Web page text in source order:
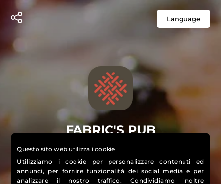
Questo sito web utilizza i cookie
Utilizziamo i cookie per personalizzare contenuti ed
annunci, per fornire funzionalità dei social media e per
analizzare il nostro traffico. Condividiamo inoltre
Language
FABRIC'S PUB
"NON SI PUO' PENSARE BENE,
AMARE BENE, DORMIRE BENE, SE
NON SI HA MANGIATO BENE."